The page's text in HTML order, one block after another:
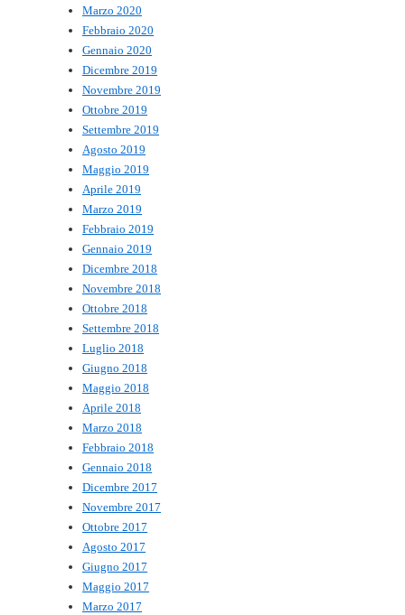
Marzo 2020
Febbraio 2020
Gennaio 2020
Dicembre 2019
Novembre 2019
Ottobre 2019
Settembre 2019
Agosto 2019
Maggio 2019
Aprile 2019
Marzo 2019
Febbraio 2019
Gennaio 2019
Dicembre 2018
Novembre 2018
Ottobre 2018
Settembre 2018
Luglio 2018
Giugno 2018
Maggio 2018
Aprile 2018
Marzo 2018
Febbraio 2018
Gennaio 2018
Dicembre 2017
Novembre 2017
Ottobre 2017
Agosto 2017
Giugno 2017
Maggio 2017
Marzo 2017